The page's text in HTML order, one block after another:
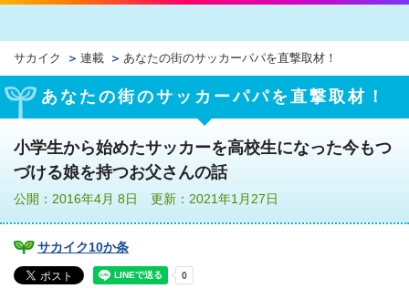
サカイク 連載 あなたの街のサッカーパパを直撃取材！
あなたの街のサッカーパパを直撃取材！
小学生から始めたサッカーを高校生になった今もつ
づける娘を持つお父さんの話
公開：2016年4月 8日 更新：2021年1月27日
サカイク10か条